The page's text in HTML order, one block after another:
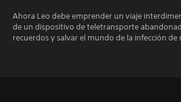
Ahora Leo debe emprender un viaje
de un dispositivo de teletransporte
recuerdos y salvar el mundo de la infección de